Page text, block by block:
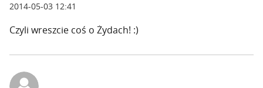
2014-05-03 12:41
Czyli wreszcie coś o Żydach! :)